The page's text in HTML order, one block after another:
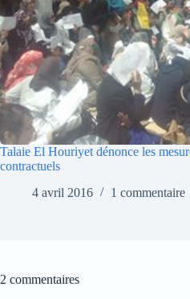
Talaie El Houriyet dénonce les
contractuels
4 avril 2016
1 commentaire
2 commentaires